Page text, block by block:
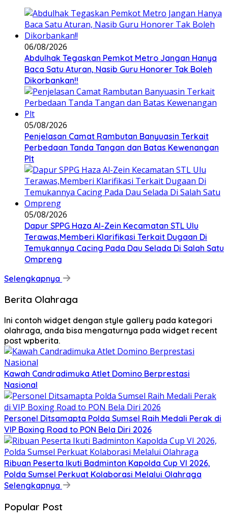
06/08/2026
Abdulhak Tegaskan Pemkot Metro Jangan Hanya
Baca Satu Aturan, Nasib Guru Honorer Tak Boleh
Dikorbankan!!
05/08/2026
Penjelasan Camat Rambutan Banyuasin Terkait
Perbedaan Tanda Tangan dan Batas Kewenangan
Plt
05/08/2026
Dapur SPPG Haza Al-Zein Kecamatan STL Ulu
Terawas,Memberi Klarifikasi Terkait Dugaan Di
Temukannya Cacing Pada Dau Selada Di Salah Satu
Ompreng
Selengkapnya
Berita Olahraga
Ini contoh widget dengan style gallery pada kategori
olahraga, anda bisa mengaturnya pada widget recent
post wpberita.
Kawah Candradimuka Atlet Domino Berprestasi
Nasional
Personel Ditsamapta Polda Sumsel Raih Medali Perak di
VIP Boxing Road to PON Bela Diri 2026
Ribuan Peserta Ikuti Badminton Kapolda Cup VI 2026,
Polda Sumsel Perkuat Kolaborasi Melalui Olahraga
Selengkapnya
Popular Post